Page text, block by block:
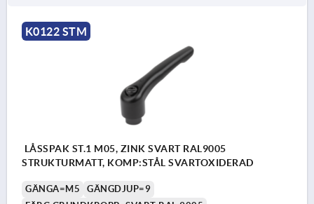
K0122 STM
LÅSSPAK ST.1 M05, ZINK SVART RAL9005
STRUKTURMATT, KOMP:STÅL SVARTOXIDERAD
GÄNGA=M5
GÄNGDJUP=9